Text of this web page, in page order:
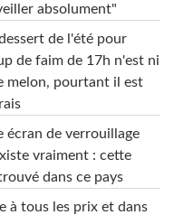
absolument"
de l'été pour
de faim de 17h n'est ni
melon, pourtant il est
écran de verrouillage
vraiment : cette
dans ce pays
à tous les prix et dans